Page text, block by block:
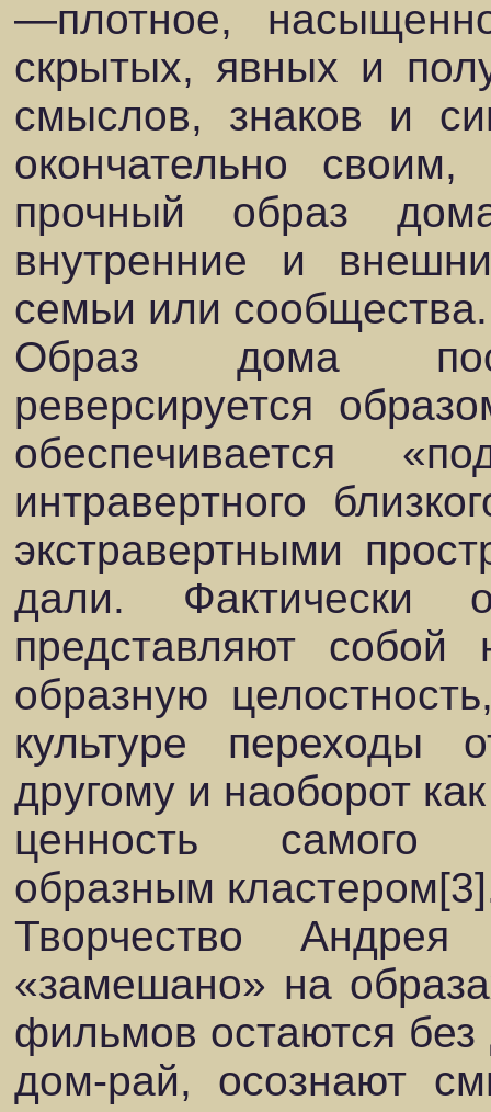
—плотное,
скрытых, явных и
смыслов, знаков и
окончательно своим,
прочный образ
внутренние и
семьи или сообщества.
Образ дома
реверсируется
обеспечивается
интравертного
экстравертными
дали.
представляют собой
образную
культуре переходы
другому и наоборот
ценность самого
образным
Творчество
«замешано» на
фильмов остаются
дом-рай, осознают